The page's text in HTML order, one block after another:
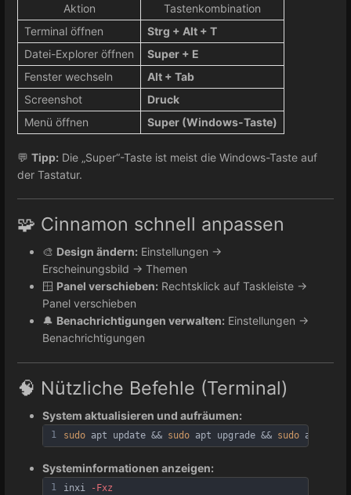
Aktion
Tastenkombination
Terminal öffnen
Strg + Alt + T
Datei-Explorer öffnen
Super + E
Fenster wechseln
Alt + Tab
Screenshot
Druck
Menü öffnen
Super (Windows-Taste)
💬 Tipp: Die „Super“-Taste ist meist die Windows-Taste auf
der Tastatur.
🧩 Cinnamon schnell anpassen
🎨 Design ändern: Einstellungen →
Erscheinungsbild → Themen
🪟 Panel verschieben: Rechtsklick auf Taskleiste →
Panel verschieben
🔔 Benachrichtigungen verwalten: Einstellungen →
Benachrichtigungen
🧠 Nützliche Befehle (Terminal)
System aktualisieren und aufräumen:
1 sudo apt update && sudo apt upgrade && sudo apt
Systeminformationen anzeigen:
1 inxi -Fxz